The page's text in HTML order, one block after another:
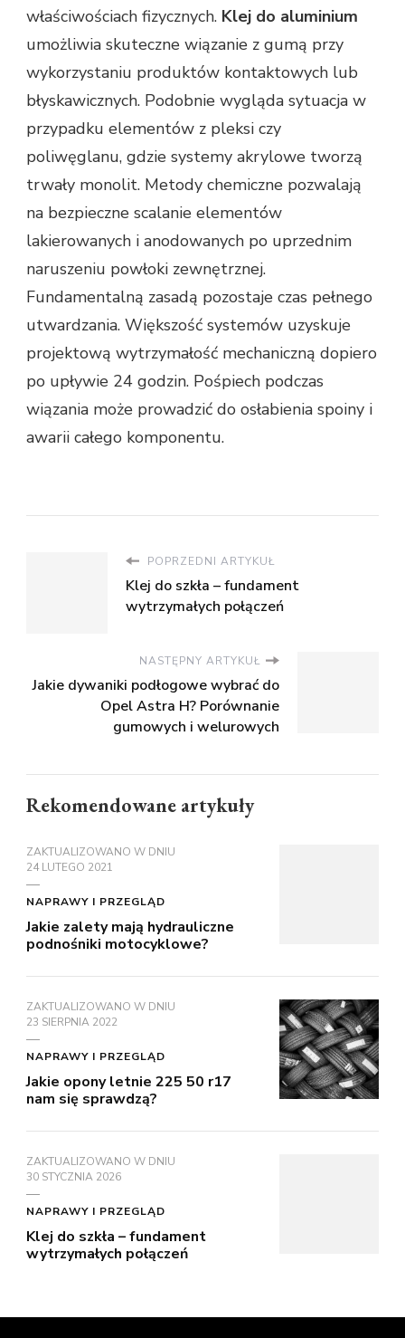
właściwościach fizycznych. Klej do aluminium
umożliwia skuteczne wiązanie z gumą przy
wykorzystaniu produktów kontaktowych lub
błyskawicznych. Podobnie wygląda sytuacja w
przypadku elementów z pleksi czy
poliwęglanu, gdzie systemy akrylowe tworzą
trwały monolit. Metody chemiczne pozwalają
na bezpieczne scalanie elementów
lakierowanych i anodowanych po uprzednim
naruszeniu powłoki zewnętrznej.
Fundamentalną zasadą pozostaje czas pełnego
utwardzania. Większość systemów uzyskuje
projektową wytrzymałość mechaniczną dopiero
po upływie 24 godzin. Pośpiech podczas
wiązania może prowadzić do osłabienia spoiny i
awarii całego komponentu.
POPRZEDNI ARTYKUŁ
Klej do szkła – fundament
wytrzymałych połączeń
NASTĘPNY ARTYKUŁ
Jakie dywaniki podłogowe wybrać do
Opel Astra H? Porównanie
gumowych i welurowych
Rekomendowane artykuły
ZAKTUALIZOWANO W DNIU
24 LUTEGO 2021
NAPRAWY I PRZEGLĄD
Jakie zalety mają hydrauliczne
podnośniki motocyklowe?
ZAKTUALIZOWANO W DNIU
23 SIERPNIA 2022
NAPRAWY I PRZEGLĄD
Jakie opony letnie 225 50 r17
nam się sprawdzą?
ZAKTUALIZOWANO W DNIU
30 STYCZNIA 2026
NAPRAWY I PRZEGLĄD
Klej do szkła – fundament
wytrzymałych połączeń